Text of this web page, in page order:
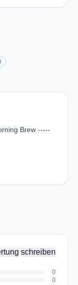
Brew -----
schreiben
0
0